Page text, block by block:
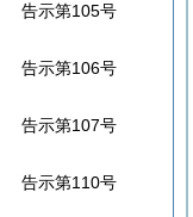
告示第105号
告示第106号
告示第107号
告示第110号